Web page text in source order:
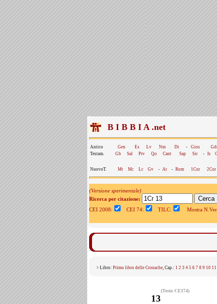
B I B B I A .net
Antico Gen Es Lv Nm Dt - Gios
Testam.
Gb Sal Prv Qo Cant Sap Sir - Is
NuovoT. Mt Mc Lc Gv - At - Rom 1Cor 2Cor
(Versione sperimentale)
Ricerca per citazione:
CEI 2008:
CEI 74: TILC: Mostra
> Libro: Primo libro delle Cronache, Cap.: 1 2 3 4 5 6 7 8 9 10 11
(Testo CEI74)
13